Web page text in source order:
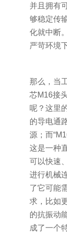
并且拥有
够稳定传
化就中断
严苛环境
那么，当
芯M16接
呢？这里
的导电通
源；而
这是一种
可以快速
进行机械
了它可能
求，比如
的抗振动
成了一个